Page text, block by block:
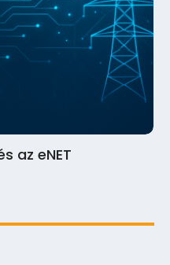
az eNET